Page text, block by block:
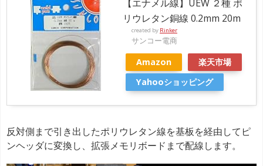
【エナメル線】UEW ２種 ポ
リウレタン銅線 0.2mm 20m
created by Rinker
サンコー電商
Amazon
楽天市場
Yahooショッピング
反対側まで引き出したポリウレタン線を基板を経由してピ
ンヘッダに変換し、拡張メモリボードまで配線します。